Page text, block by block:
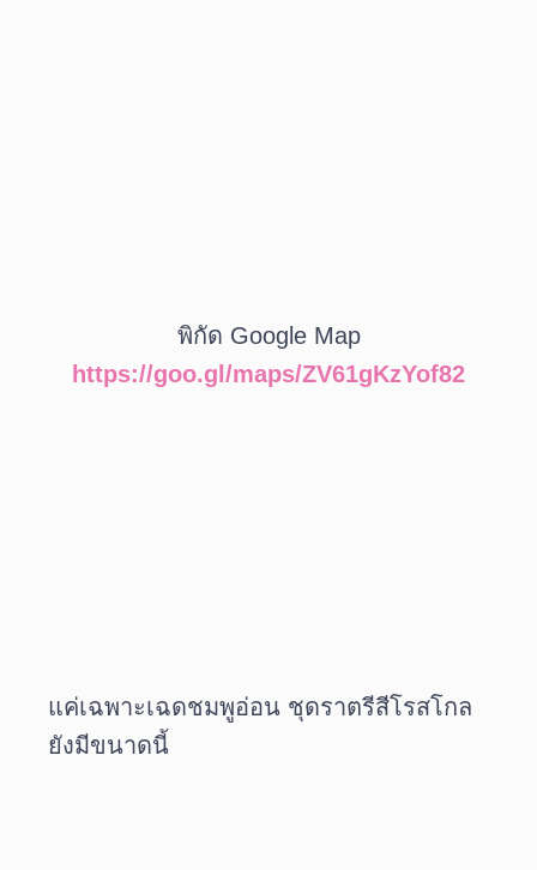
พิกัด Google Map
https://goo.gl/maps/ZV61gKzYof82
แค่เฉพาะเฉดชมพูอ่อน ชุดราตรีสีโรสโกล
ยังมีขนาดนี้